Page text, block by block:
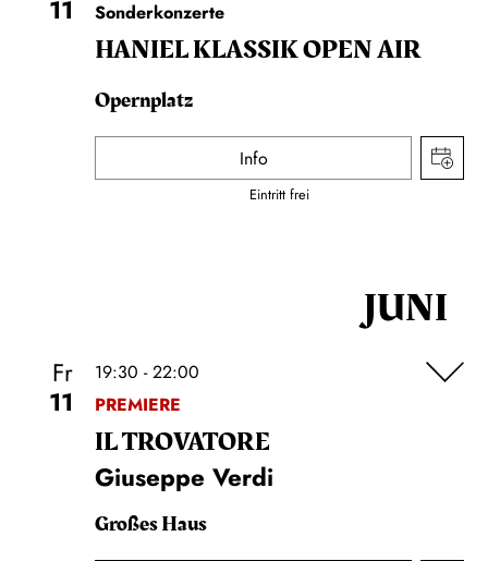
11 Sonderkonzerte
HANIEL KLASSIK OPEN AIR
Opernplatz
Info
Eintritt frei
JUNI
Fr
11
19:30 - 22:00
PREMIERE
IL TROVA­TORE
Giuseppe Verdi
Großes Haus